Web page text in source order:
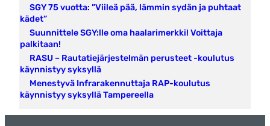
SGY 75 vuotta: ”Viileä pää, lämmin sydän ja puhtaat
kädet”
Suunnittele SGY:lle oma haalarimerkki! Voittaja
palkitaan!
RASU – Rautatiejärjestelmän perusteet -koulutus
käynnistyy syksyllä
Menestyvä Infrarakennuttaja RAP-koulutus
käynnistyy syksyllä Tampereella